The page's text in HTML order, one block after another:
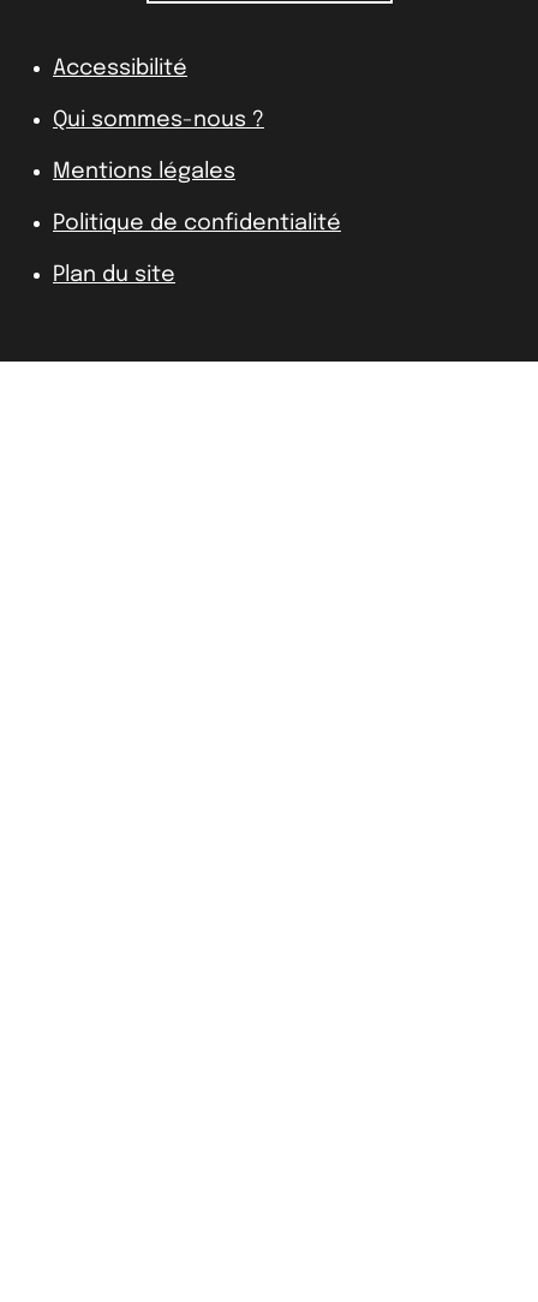
Accessibilité
Qui sommes-nous ?
Mentions légales
Politique de confidentialité
Plan du site